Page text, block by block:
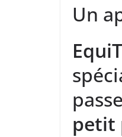
Un
petit